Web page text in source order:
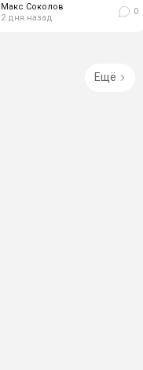
стать...
Макс Соколов
2 дня назад
0
Ещё